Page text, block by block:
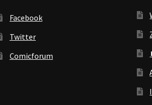
Facebook
Twitter
Comicforum